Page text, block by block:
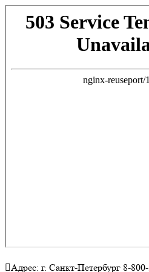
Адрес: г. Санкт-Петербург 8-